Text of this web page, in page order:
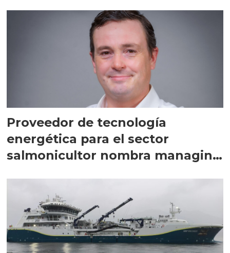
Proveedor de tecnología
energética para el sector
salmonicultor nombra managing